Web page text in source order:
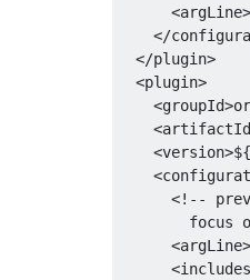
<argLine>
</
</plugin>
<plugin>
<groupId>
<version>
<!--
focus
<argLine>